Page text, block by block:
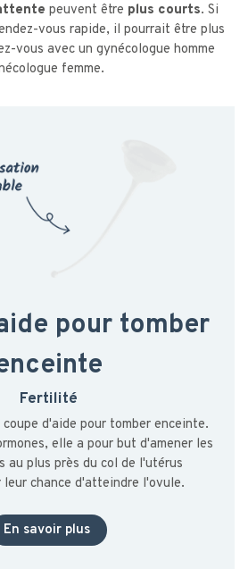
peuvent être plus courts. Si
vous rapide, il pourrait être plus
vous avec un gynécologue homme
femme.
pour tomber
Fertilité
coupe d'aide pour tomber enceinte.
elle a pour but d'amener les
au plus près du col de l'utérus
leur chance d'atteindre l'ovule.
En savoir plus